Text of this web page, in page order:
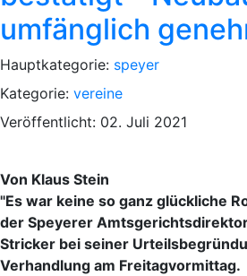
umfänglich
Hauptkategorie: speyer
Kategorie: vereine
Veröffentlicht: 02. Juli 2021
Von Klaus Stein
"Es war keine so ganz glückliche
der Speyerer
Stricker bei seiner
Verhandlung am Freitagvormittag.